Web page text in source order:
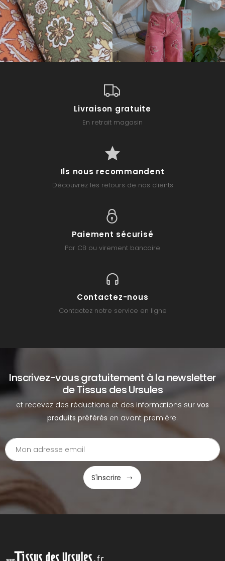
Livraison gratuite
En retrait magasin
Ils nous recommandent
Découvrez les retours de nos clients
Paiement sécurisé
Par CB ou virement bancaire
Contactez-nous
Contactez notre service en ligne
Inscrivez-vous gratuitement à la newsletter
de Tissus des Ursules
et recevez des réductions et des informations sur vos
produits préférés en avant première.
S'inscrire